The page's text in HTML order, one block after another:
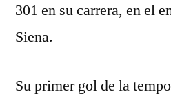
301 en su carrera, en el
Siena.
Su primer gol de la